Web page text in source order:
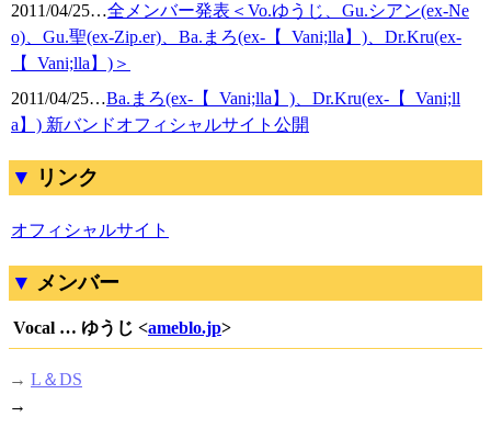
2011/04/25…全メンバー発表＜Vo.ゆうじ、Gu.シアン(ex-Ne
o)、Gu.聖(ex-Zip.er)、Ba.まろ(ex-【_Vani;lla】)、Dr.Kru(ex-
【_Vani;lla】)＞
2011/04/25…Ba.まろ(ex-【_Vani;lla】)、Dr.Kru(ex-【_Vani;ll
a】) 新バンドオフィシャルサイト公開
リンク
オフィシャルサイト
メンバー
Vocal … ゆうじ <ameblo.jp>
→ L＆DS
→